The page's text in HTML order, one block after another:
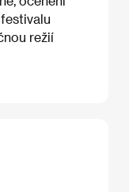
režií